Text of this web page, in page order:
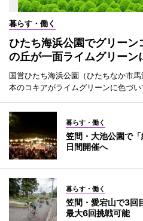
暮らす・働く
ひたち海浜公園でグリー
の丘が一面ライムグリーン
国営ひたち海浜公園（ひたちなか市
本のコキアがライムグリーンに色づい
暮らす・働く
笠間・大池公園で
日間開催へ
暮らす・働く
笠間・愛宕山で3回
最大6回挑戦可能